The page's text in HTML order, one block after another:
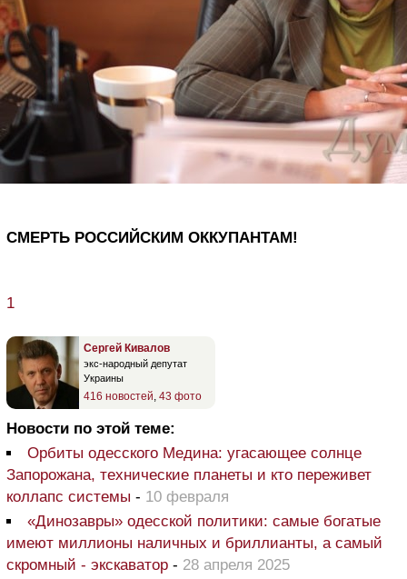
СМЕРТЬ РОССИЙСКИМ ОККУПАНТАМ!
1
Сергей Кивалов
экс-народный депутат
Украины
416 новостей 43 фото
Новости по этой теме:
Орбиты одесского Медина: угасающее солнце
Запорожана, технические планеты и кто переживет
коллапс системы - 10 февраля
«Динозавры» одесской политики: самые богатые
имеют миллионы наличных и бриллианты, а самый
скромный - экскаватор - 28 апреля 2025